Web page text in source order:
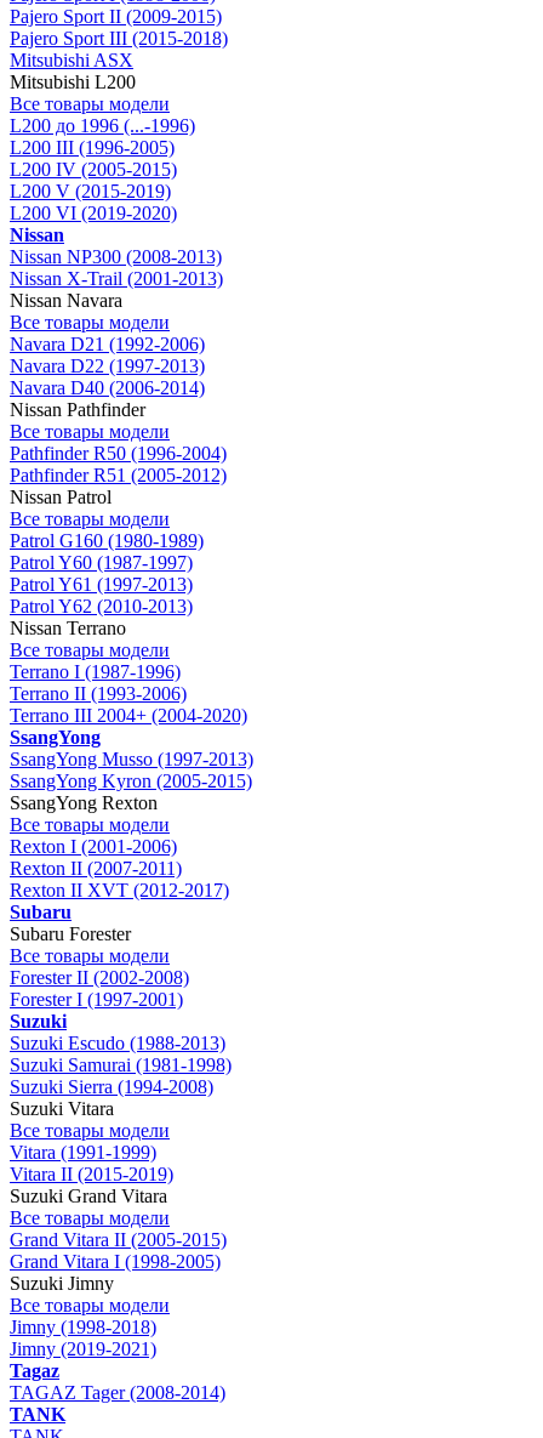
Pajero Sport II (2009-2015)
Pajero Sport III (2015-2018)
Mitsubishi ASX
Mitsubishi L200
Все товары модели
L200 до 1996 (...-1996)
L200 III (1996-2005)
L200 IV (2005-2015)
L200 V (2015-2019)
L200 VI (2019-2020)
Nissan
Nissan NP300 (2008-2013)
Nissan X-Trail (2001-2013)
Nissan Navara
Все товары модели
Navara D21 (1992-2006)
Navara D22 (1997-2013)
Navara D40 (2006-2014)
Nissan Pathfinder
Все товары модели
Pathfinder R50 (1996-2004)
Pathfinder R51 (2005-2012)
Nissan Patrol
Все товары модели
Patrol G160 (1980-1989)
Patrol Y60 (1987-1997)
Patrol Y61 (1997-2013)
Patrol Y62 (2010-2013)
Nissan Terrano
Все товары модели
Terrano I (1987-1996)
Terrano II (1993-2006)
Terrano III 2004+ (2004-2020)
SsangYong
SsangYong Musso (1997-2013)
SsangYong Kyron (2005-2015)
SsangYong Rexton
Все товары модели
Rexton I (2001-2006)
Rexton II (2007-2011)
Rexton II XVT (2012-2017)
Subaru
Subaru Forester
Все товары модели
Forester II (2002-2008)
Forester I (1997-2001)
Suzuki
Suzuki Escudo (1988-2013)
Suzuki Samurai (1981-1998)
Suzuki Sierra (1994-2008)
Suzuki Vitara
Все товары модели
Vitara (1991-1999)
Vitara II (2015-2019)
Suzuki Grand Vitara
Все товары модели
Grand Vitara II (2005-2015)
Grand Vitara I (1998-2005)
Suzuki Jimny
Все товары модели
Jimny (1998-2018)
Jimny (2019-2021)
Tagaz
TAGAZ Tager (2008-2014)
TANK